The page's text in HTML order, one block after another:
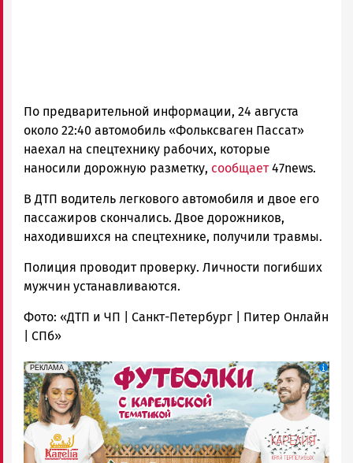
По предварительной информации, 24 августа
около 22:40 автомобиль «Фольксваген Пассат»
наехал на спецтехнику рабочих, которые
наносили дорожную разметку, сообщает47news.
В ДТП водитель легкового автомобиля и двое его
пассажиров скончались. Двое дорожников,
находившихся на спецтехнике, получили травмы.
Полиция проводит проверку. Личности погибших
мужчин устанавливаются.
Фото: «ДТП и ЧП | Санкт-Петербург | Питер Онлайн
| СПб»
erid: Pb3XmBtzt7qh4nNaikXnuHE1bzSb6Vb4eeL28Ue
РЕКЛАМА
Реклама